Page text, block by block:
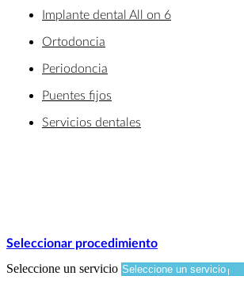
Implante dental All on 6
Ortodoncia
Periodoncia
Puentes fijos
Servicios dentales
Seleccionar procedimiento
Seleccione un servicio